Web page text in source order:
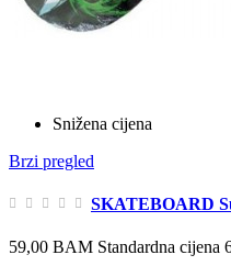
Snižena cijena
Brzi pregled
SKATEBOARD
59,00 BAM Standardna cijena